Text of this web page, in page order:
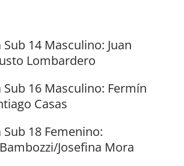
14 Masculino: Juan
Lombardero
Sub 16 Masculino: Fermín
Casas
Sub 18 Femenino:
Josefina Mora